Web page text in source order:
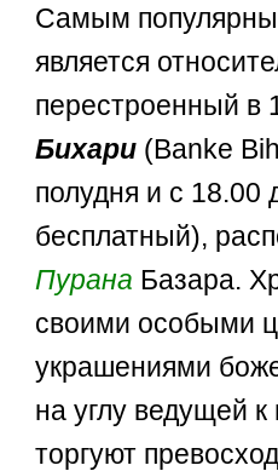
Самым
является
перестроенный в
Бихари (Banke
полудня и с 18.00
бесплатный),
Пурана Базара.
своими особыми
украшениями
на углу ведущей к
торгуют